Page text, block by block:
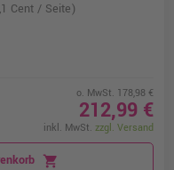
Cent / Seite)
o. MwSt. 178,98 €
212,99 €
inkl. MwSt. zzgl. Versand
shopping_cart